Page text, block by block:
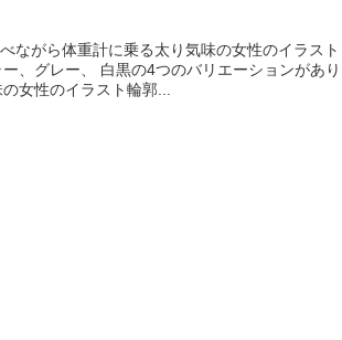
ながら体重計に乗る太り気味の女性のイラスト
、グレー、 白黒の4つのバリエーションがあり
女性のイラスト輪郭...